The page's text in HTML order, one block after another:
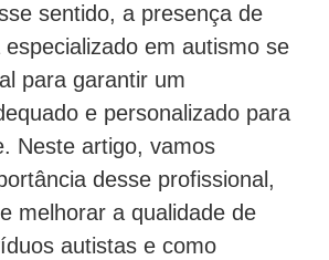
sentido, a presença de
em autismo se
para garantir um
e personalizado para
Neste artigo, vamos
desse profissional,
melhorar a qualidade de
autistas e como